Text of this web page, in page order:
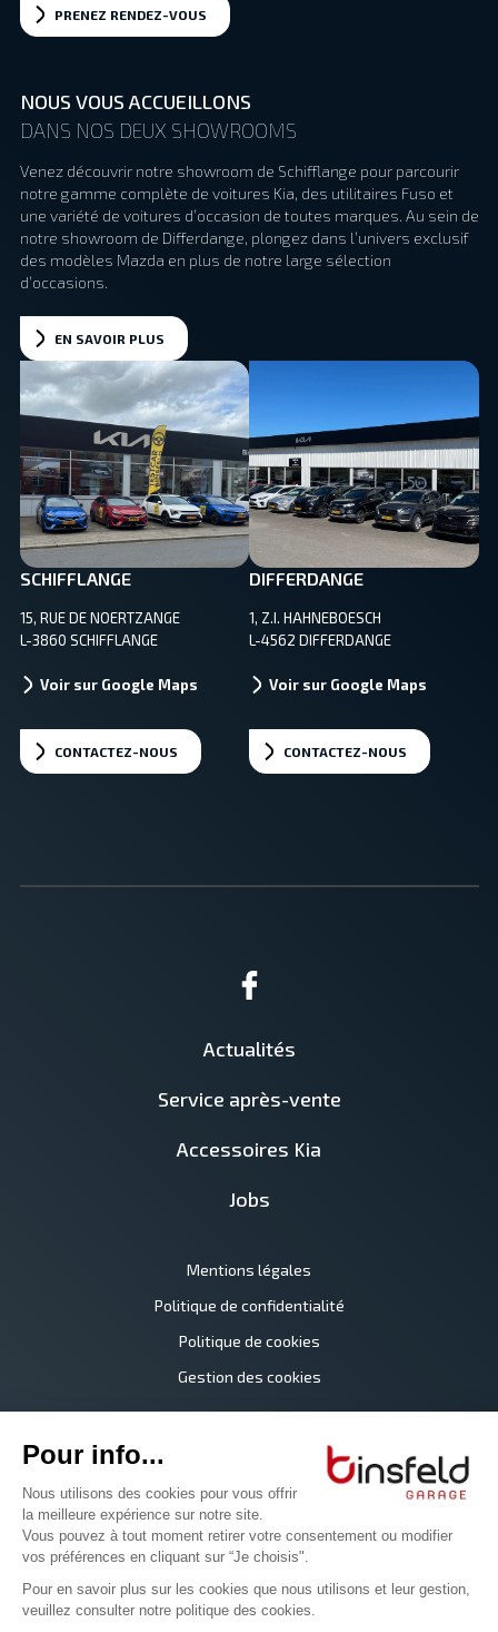
PRENEZ RENDEZ-VOUS
SCHIFFLANGE
15, RUE DE NOERTZANGE
L-3860 SCHIFFLANGE
Voir sur Google Maps
CONTACTEZ-NOUS
DIFFERDANGE
1, Z.I. HAHNEBOESCH
L-4562 DIFFERDANGE
Voir sur Google Maps
CONTACTEZ-NOUS
NOUS VOUS ACCUEILLONS
DANS NOS DEUX SHOWROOMS
Venez découvrir notre showroom de Schifflange pour parcourir
notre gamme complète de voitures Kia, des utilitaires Fuso et
une variété de voitures d’occasion de toutes marques. Au sein de
notre showroom de Differdange, plongez dans l’univers exclusif
des modèles Mazda en plus de notre large sélection
d’occasions.
EN SAVOIR PLUS
Actualités
Service après-vente
Accessoires Kia
Jobs
Mentions légales
Politique de confidentialité
Politique de cookies
Gestion des cookies
Digitalised by